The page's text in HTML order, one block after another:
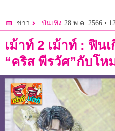
ข่าว บันเทิง 28 พ.ค. 2566 •
เม้าท์ 2 เม้าท์ : ฟิน
“คริส พีรวัศ”กับโห